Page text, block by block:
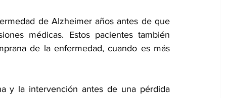
de Alzheimer años antes de que
médicas. Estos pacientes también
de la enfermedad, cuando es más
y la intervención antes de una pérdida